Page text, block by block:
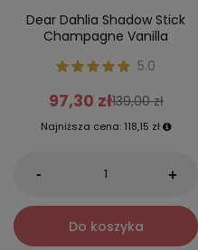
Dear Dahlia Shadow Stick
Champagne Vanilla
5.0
97,30 zł139,00 zł
Najniższa cena: 118,15 zł
- +
Do koszyka